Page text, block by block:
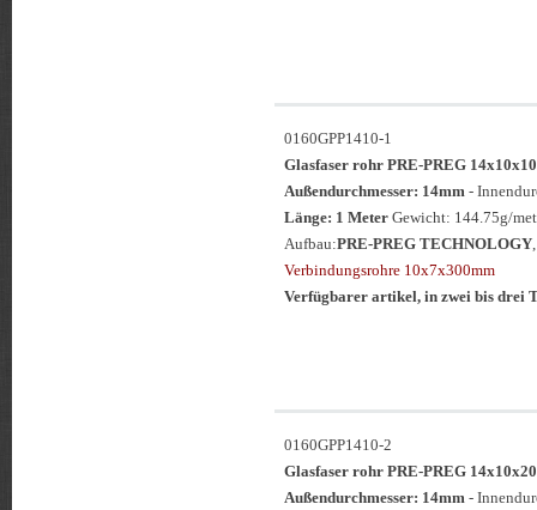
0160GPP1410-1
Glasfaser rohr PRE-PREG
Außendurchmesser: 14mm -
Länge: 1 Meter Gewicht: 144.75g/
Aufbau:PRE-PREG TECHNOLOGY
Verbindungsrohre 10x7x300mm
Verfügbarer artikel, in zwei bis drei
0160GPP1410-2
Glasfaser rohr PRE-PREG
Außendurchmesser: 14mm -